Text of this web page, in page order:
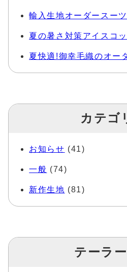
輸入生地オーダースー
夏の暑さ対策アイスコ
夏快適!御幸毛織のオー
カテゴ
お知らせ (41)
一般 (74)
新作生地 (81)
テーラ